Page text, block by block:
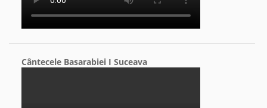
Cântecele Basarabiei I Suceava